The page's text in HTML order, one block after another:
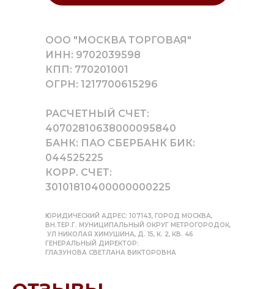
ООО "МОСКВА ТОРГОВАЯ"
ИНН: 9702039598
КПП: 770201001
ОГРН: 1217700615296
РАСЧЕТНЫЙ СЧЕТ:
40702810638000095840
БАНК: ПАО СБЕРБАНК БИК:
044525225
КОРР. СЧЕТ:
30101810400000000225
ЮРИДИЧЕСКИЙ АДРЕС: 107143, ГОРОД МОСКВА,
ВН.ТЕР.Г. МУНИЦИПАЛЬНЫЙ ОКРУГ МЕТРОГОРОДОК,
УЛ НИКОЛАЯ ХИМУШИНА, Д. 15, К. 2, КВ. 46
ГЕНЕРАЛЬНЫЙ ДИРЕКТОР:
ГЛАЗУНОВА СВЕТЛАНА ВИКТОРОВНА